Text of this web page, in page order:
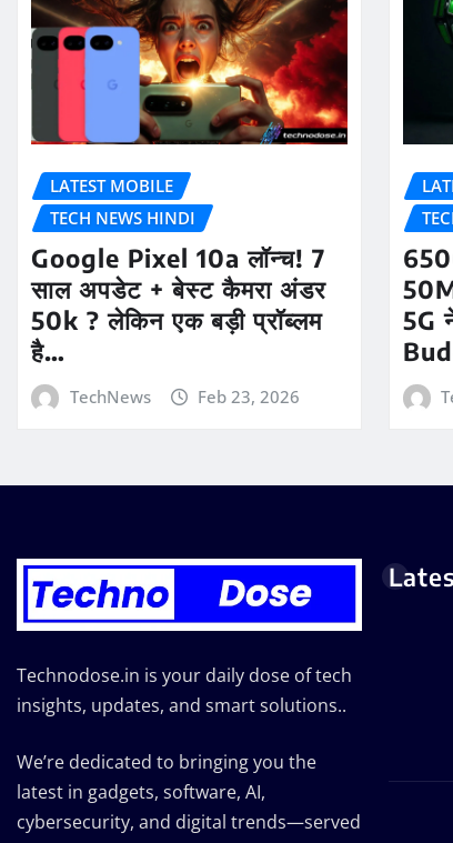
LATEST MOBILE
TECH NEWS HINDI
Google Pixel 10a लॉन्च! 7
साल अपडेट + बेस्ट कैमरा अंडर
50k ? लेकिन एक बड़ी प्रॉब्लम
है…
TechNews Feb 23, 2026
5G
Technodose.in is your daily dose of tech
insights, updates, and smart solutions..
We’re dedicated to bringing you the
latest in gadgets, software, AI,
cybersecurity, and digital trends—served